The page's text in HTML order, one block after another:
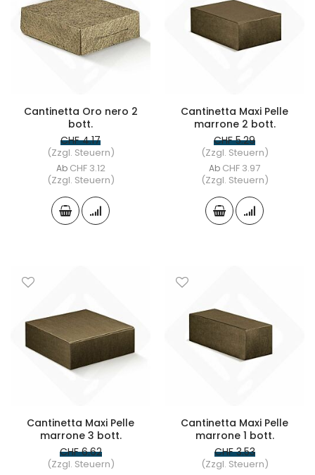
Cantinetta Oro nero 2
bott.
CHF 4.17
(Zzgl. Steuern)
Ab CHF 3.12
(Zzgl. Steuern)
Cantinetta Maxi Pelle
marrone 2 bott.
CHF 5.29
(Zzgl. Steuern)
Ab CHF 3.97
(Zzgl. Steuern)
Cantinetta Maxi Pelle
marrone 3 bott.
CHF 6.62
(Zzgl. Steuern)
Cantinetta Maxi Pelle
marrone 1 bott.
CHF 3.53
(Zzgl. Steuern)